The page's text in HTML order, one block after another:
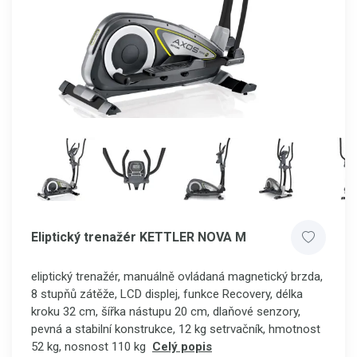
Eliptický trenažér KETTLER NOVA M
eliptický trenažér, manuálně ovládaná magnetický brzda,
8 stupňů zátěže, LCD displej, funkce Recovery, délka
kroku 32 cm, šířka nástupu 20 cm, dlaňové senzory,
pevná a stabilní konstrukce, 12 kg setrvačník, hmotnost
52 kg, nosnost 110 kg Celý popis